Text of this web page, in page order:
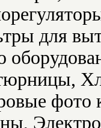
для
фото